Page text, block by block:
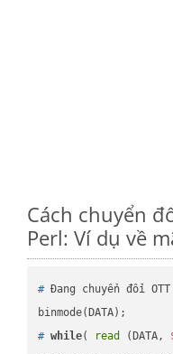
Cách chuyển
Perl: Ví dụ về
# Đang chuyển đổi OTT
# while( read (DATA,